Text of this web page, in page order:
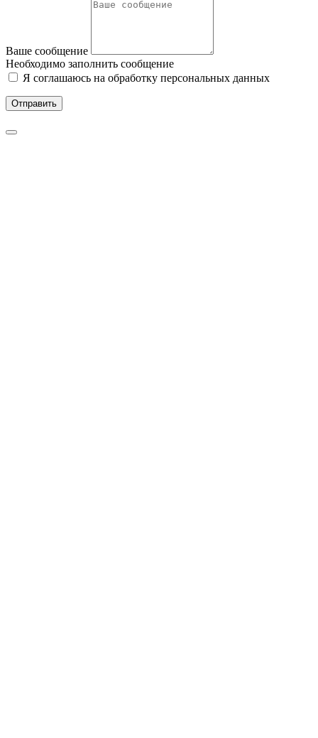
Ваше сообщение
Необходимо заполнить сообщение
Я соглашаюсь на обработку персональных данных
Отправить